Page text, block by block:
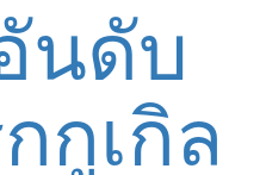
นดับ
กูเกิล